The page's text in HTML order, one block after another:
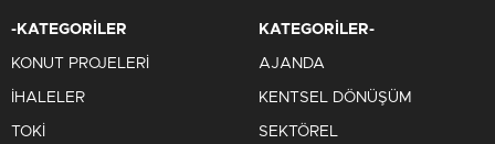
-KATEGORİLER
KONUT PROJELERİ
İHALELER
TOKİ
KATEGORİLER-
AJANDA
KENTSEL DÖNÜŞÜM
SEKTÖREL